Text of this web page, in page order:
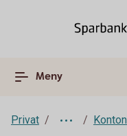
Meny
Privat Konton